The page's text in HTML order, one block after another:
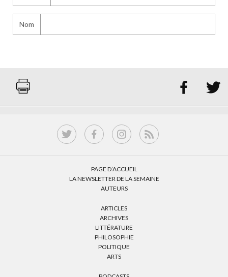
Nom
 
PAGE D’ACCUEIL
LA NEWSLETTER DE LA SEMAINE
AUTEURS
ARTICLES
ARCHIVES
LITTÉRATURE
PHILOSOPHIE
POLITIQUE
ARTS